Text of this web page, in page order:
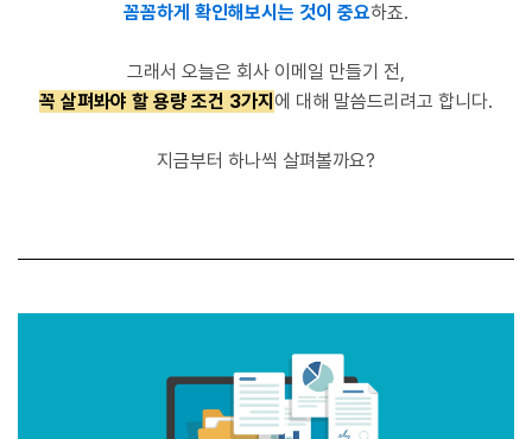
꼼꼼하게 확인해보시는 것이 중요하죠.
그래서 오늘은 회사 이메일 만들기 전,
꼭 살펴봐야 할 용량 조건 3가지 에 대해 말씀드리려고 합니다.
지금부터 하나씩 살펴볼까요?